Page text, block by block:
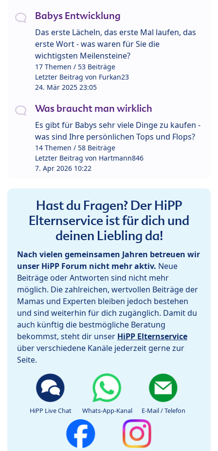
Babys Entwicklung
Das erste Lächeln, das erste Mal laufen, das
erste Wort - was waren für Sie die
wichtigsten Meilensteine?
17 Themen / 53 Beiträge
Letzter Beitrag von Furkan23
24. Mär 2025 23:05
Was braucht man wirklich
Es gibt für Babys sehr viele Dinge zu kaufen -
was sind Ihre persönlichen Tops und Flops?
14 Themen / 58 Beiträge
Letzter Beitrag von Hartmann846
7. Apr 2026 10:22
Hast du Fragen? Der HiPP
Elternservice ist für dich und
deinen Liebling da!
Nach vielen gemeinsamen Jahren betreuen wir
unser HiPP Forum nicht mehr aktiv. Neue
Beiträge oder Antworten sind nicht mehr
möglich. Die zahlreichen, wertvollen Beiträge der
Mamas und Experten bleiben jedoch bestehen
und sind weiterhin für dich zugänglich. Damit du
auch künftig die bestmögliche Beratung
bekommst, steht dir unser HiPP Elternservice
über verschiedene Kanäle jederzeit gerne zur
Seite.
HiPP Live Chat Whats-App-Kanal E-Mail / Telefon